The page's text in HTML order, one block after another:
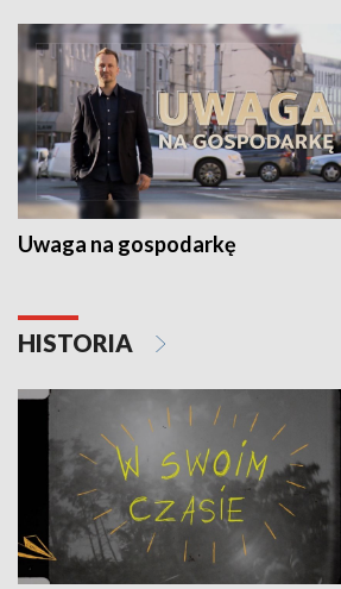
Uwaga na gospodarkę
HISTORIA